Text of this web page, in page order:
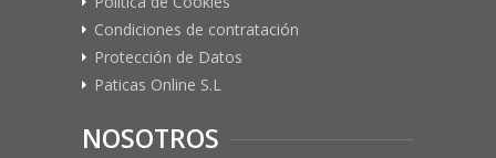
Condiciones de contratación
Protección de Datos
Paticas Online S.L
NOSOTROS